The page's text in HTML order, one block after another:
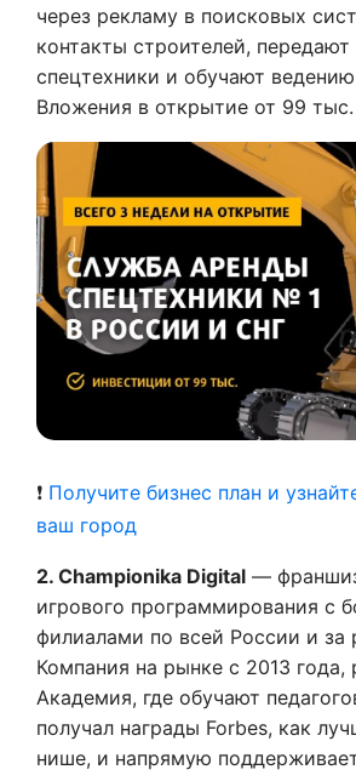
через рекламу в поисковых
контакты строителей, передают
спецтехники и обучают ведению
Вложения в открытие от 99 тыс.
❗ Получите бизнес план и
ваш город
2. Championika Digital —
игрового программирования с
филиалами по всей России и за
Компания на рынке с 2013 года,
Академия, где обучают
получал награды Forbes, как
нише, и напрямую